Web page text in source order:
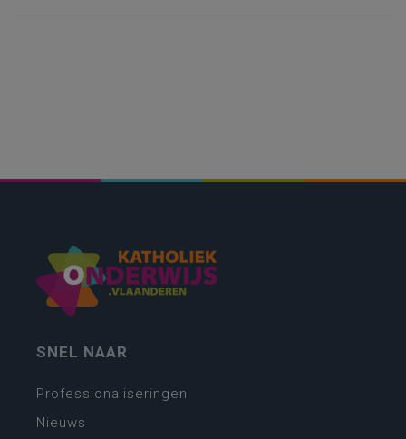
SNEL NAAR
Professionaliseringen
Nieuws